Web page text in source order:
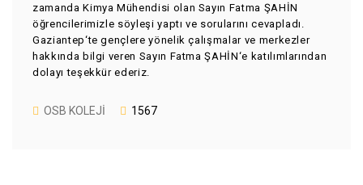
zamanda Kimya Mühendisi olan Sayın Fatma ŞAHİN
öğrencilerimizle söyleşi yaptı ve sorularını cevapladı.
Gaziantep‘te gençlere yönelik çalışmalar ve merkezler
hakkında bilgi veren Sayın Fatma ŞAHİN‘e katılımlarından
dolayı teşekkür ederiz.
OSB KOLEJI 1567